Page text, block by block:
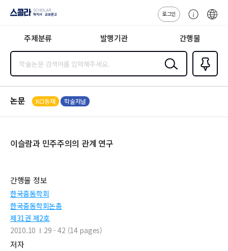
지사·교보문고
로그인
센
주제분류 발행기관 간행물
검색
즐겨찾
기0
논문 KCI등재 학술저널
이슬람과 민주주의의 관계 연구
간행물 정보
한국중동학회
한국중동학회논총
제31권 제2호
2010.10
29 - 42 (14 pages)
저자